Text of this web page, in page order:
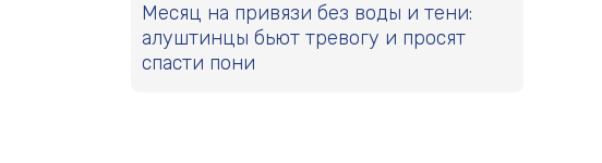
Месяц на привязи без воды и тени:
алуштинцы бьют тревогу и просят
спасти пони